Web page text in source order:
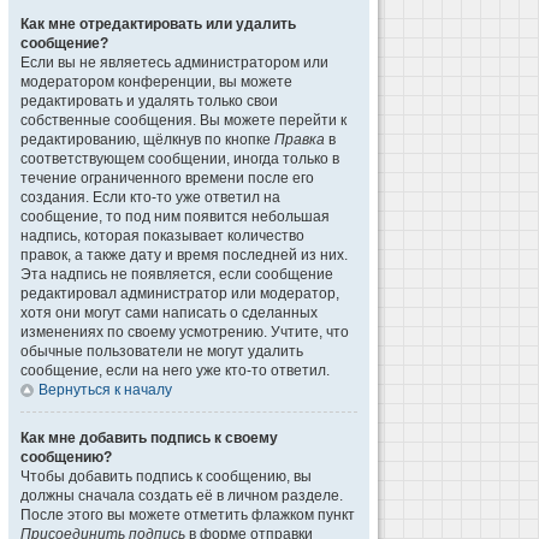
Как мне отредактировать или удалить
сообщение?
Если вы не являетесь администратором или
модератором конференции, вы можете
редактировать и удалять только свои
собственные сообщения. Вы можете перейти к
редактированию, щёлкнув по кнопке Правка в
соответствующем сообщении, иногда только в
течение ограниченного времени после его
создания. Если кто-то уже ответил на
сообщение, то под ним появится небольшая
надпись, которая показывает количество
правок, а также дату и время последней из них.
Эта надпись не появляется, если сообщение
редактировал администратор или модератор,
хотя они могут сами написать о сделанных
изменениях по своему усмотрению. Учтите, что
обычные пользователи не могут удалить
сообщение, если на него уже кто-то ответил.
Вернуться к началу
Как мне добавить подпись к своему
сообщению?
Чтобы добавить подпись к сообщению, вы
должны сначала создать её в личном разделе.
После этого вы можете отметить флажком пункт
Присоединить подпись в форме отправки